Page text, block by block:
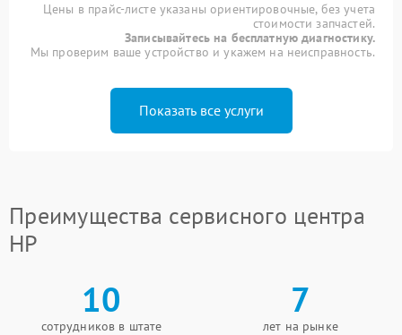
Цены в прайс-листе указаны ориентировочные, без учета
стоимости запчастей.
Записывайтесь на бесплатную диагностику.
Мы проверим ваше устройство и укажем на неисправность.
Показать все услуги
Преимущества сервисного центра
HP
10
сотрудников в штате
7
лет на рынке